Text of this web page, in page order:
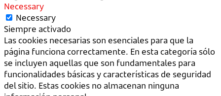
Necessary
Necessary
Siempre activado
Las cookies necesarias son esenciales para que la
página funciona correctamente. En esta categoría sólo
se incluyen aquellas que son fundamentales para
funcionalidades básicas y características de seguridad
del sitio. Estas cookies no almacenan ninguna